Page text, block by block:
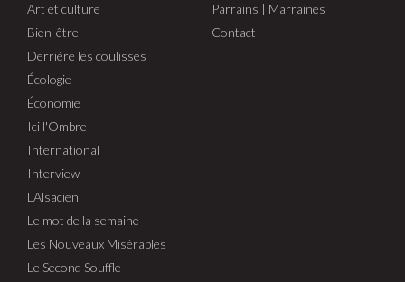
Art et culture
Bien-être
Derrière les coulisses
Écologie
Économie
Ici l'Ombre
International
Interview
L'Alsacien
Le mot de la semaine
Les Nouveaux Misérables
Le Second Souffle
Parrains | Marraines
Contact